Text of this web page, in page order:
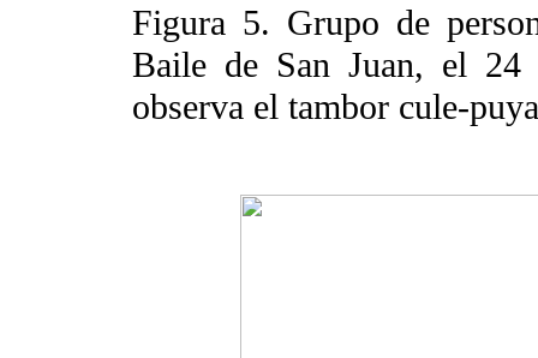
Figura 5. Grupo de
Baile de San Juan, el
observa el tambor cule-